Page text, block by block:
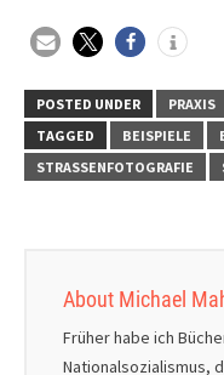
POSTED UNDER
PRAXIS
TAGGED
BEISPIELE
STRASSENFOTOGRAFIE
About Michael
Früher habe ich
Nationalsozialismus,